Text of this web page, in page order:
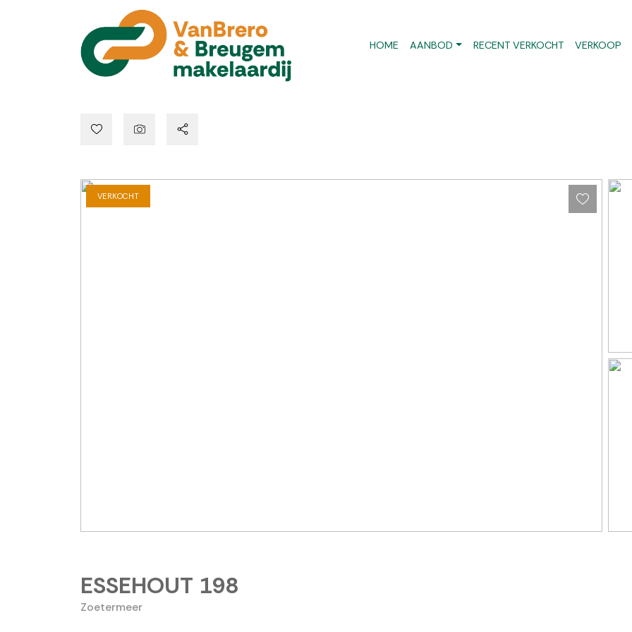
HOME AANBOD RECENT VERKOCHT VERKOOP
VERKOCHT
ESSEHOUT 198
Zoetermeer